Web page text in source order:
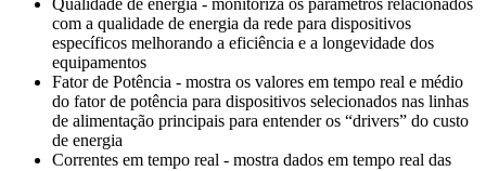
Qualidade de energia - monitoriza os parâmetros relacionados
com a qualidade de energia da rede para dispositivos
específicos melhorando a eficiência e a longevidade dos
equipamentos
Fator de Potência - mostra os valores em tempo real e médio
do fator de potência para dispositivos selecionados nas linhas
de alimentação principais para entender os “drivers” do custo
de energia
Correntes em tempo real - mostra dados em tempo real das